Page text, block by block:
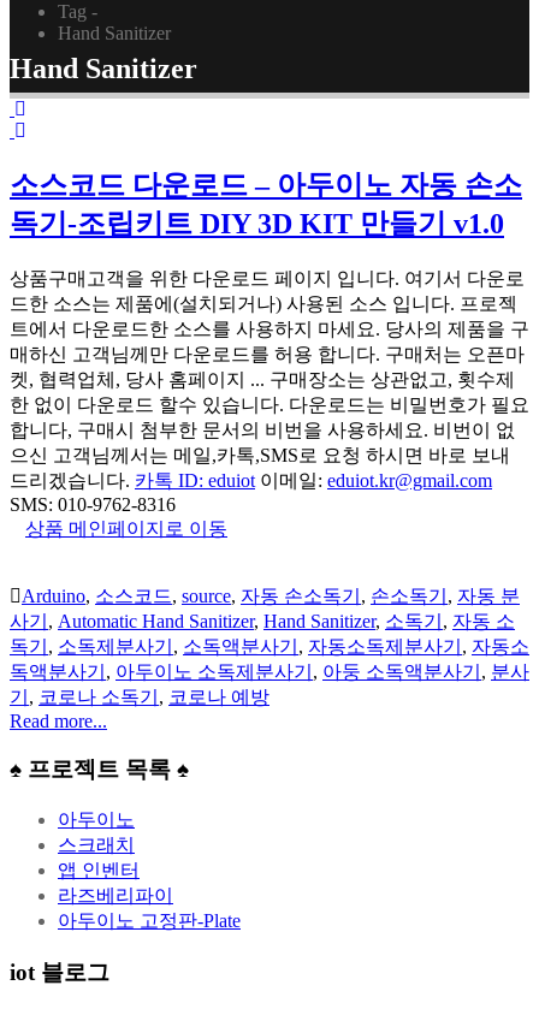
Tag -
Hand Sanitizer
Hand Sanitizer
소스코드 다운로드 – 아두이노 자동 손소
독기-조립키트 DIY 3D KIT 만들기 v1.0
상품구매고객을 위한 다운로드 페이지 입니다. 여기서 다운로
드한 소스는 제품에(설치되거나) 사용된 소스 입니다. 프로젝
트에서 다운로드한 소스를 사용하지 마세요. 당사의 제품을 구
매하신 고객님께만 다운로드를 허용 합니다. 구매처는 오픈마
켓, 협력업체, 당사 홈페이지 ... 구매장소는 상관없고, 횟수제
한 없이 다운로드 할수 있습니다. 다운로드는 비밀번호가 필요
합니다, 구매시 첨부한 문서의 비번을 사용하세요. 비번이 없
으신 고객님께서는 메일,카톡,SMS로 요청 하시면 바로 보내
드리겠습니다. 카톡 ID: eduiot 이메일: eduiot.kr@gmail.com
SMS: 010-9762-8316
상품 메인페이지로 이동
Arduino, 소스코드, source, 자동 손소독기 , 손소독기 , 자동 분
사기 , Automatic Hand Sanitizer, Hand Sanitizer, 소독기 , 자동 소
독기 , 소독제분사기 , 소독액분사기 , 자동소독제분사기 , 자동소
독액분사기 , 아두이노 소독제분사기 , 아둥 소독액분사기 , 분사
기 , 코로나 소독기 , 코로나 예방
Read more...
♠ 프로젝트 목록 ♠
아두이노
스크래치
앱 인벤터
라즈베리파이
아두이노 고정판-Plate
iot 블로그